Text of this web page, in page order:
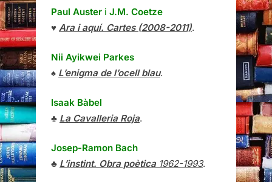
Paul Auster i J.M. Coetze
♥ Ara i aquí. Cartes (2008-2011).
Nii Ayikwei Parkes
♠ L’enigma de l’ocell blau.
Isaak Bàbel
♣ La Cavalleria Roja.
Josep-Ramon Bach
♣ L’instint. Obra poètica1962-1993.